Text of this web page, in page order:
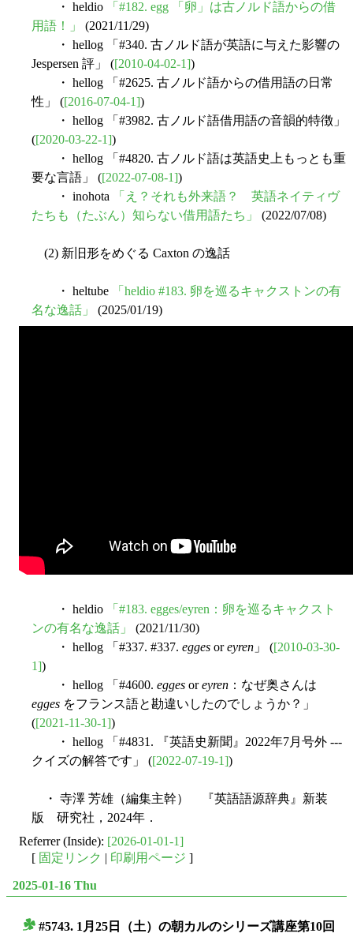
・ heldio
「#182. egg 「卵」は古ノルド語からの借
用語！」
(2021/11/29)
・ hellog 「#340. 古ノルド語が英語に与えた影響の
Jespersen 評」 ([2010-04-02-1])
・ hellog 「#2625. 古ノルド語からの借用語の日常
性」 ([2016-07-04-1])
・ hellog 「#3982. 古ノルド語借用語の音韻的特徴」
([2020-03-22-1])
・ hellog 「#4820. 古ノルド語は英語史上もっとも重
要な言語」 ([2022-07-08-1])
・ inohota
「え？それも外来語？ 英語ネイティヴ
たちも（たぶん）知らない借用語たち」
(2022/07/08)
(2) 新旧形をめぐる Caxton の逸話
・ heltube
「heldio #183. 卵を巡るキャクストンの有
名な逸話」
(2025/01/19)
・ heldio
「#183. egges/eyren：卵を巡るキャクスト
ンの有名な逸話」
(2021/11/30)
・ hellog 「#337. #337. egges oreyren 」 ([2010-03-30-
1])
・ hellog 「#4600. egges oreyren ：なぜ奥さんは
egges をフランス語と勘違いしたのでしょうか？」
([2021-11-30-1])
・ hellog 「#4831. 『英語史新聞』2022年7月号外 ---
クイズの解答です」 ([2022-07-19-1])
・ 寺澤 芳雄（編集主幹） 『英語語源辞典』新装
版 研究社，2024年．
Referrer (Inside): [2026-01-01-1]
[ 固定リンク | 印刷用ページ ]
2025-01-16 Thu
#5743. 1月25日（土）の朝カルのシリーズ講座第10回